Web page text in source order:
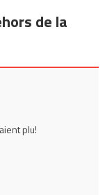
de la
plu!